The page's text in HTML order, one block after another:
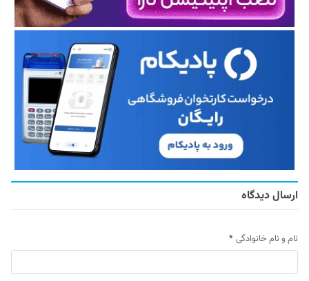
ارسال دیدگاه
نام و نام خانوادگی *